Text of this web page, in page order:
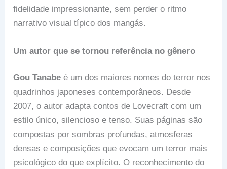
fidelidade impressionante, sem perder o ritmo
narrativo visual típico dos mangás.
Um autor que se tornou referência no gênero
Gou Tanabe é um dos maiores nomes do terror nos
quadrinhos japoneses contemporâneos. Desde
2007, o autor adapta contos de Lovecraft com um
estilo único, silencioso e tenso. Suas páginas são
compostas por sombras profundas, atmosferas
densas e composições que evocam um terror mais
psicológico do que explícito. O reconhecimento do